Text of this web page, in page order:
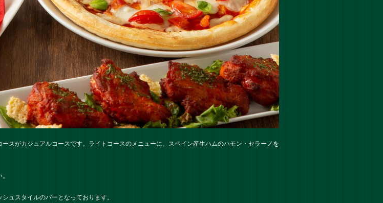
スがカジュアルコースです。ライトコースのメニューに、スペイン産生ハムのハモン・セラーノを
ュスタイルのバーとなっております。